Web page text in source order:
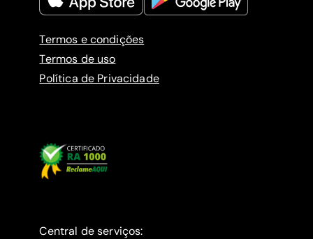
Termos e condições
Termos de uso
Política de Privacidade
Central de serviços: